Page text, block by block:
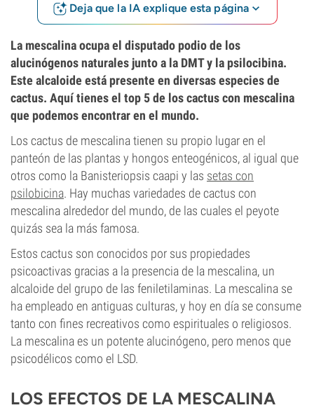
Deja que la IA explique esta página
La mescalina ocupa el disputado podio de los
alucinógenos naturales junto a la DMT y la psilocibina.
Este alcaloide está presente en diversas especies de
cactus. Aquí tienes el top 5 de los cactus con mescalina
que podemos encontrar en el mundo.
Los cactus de mescalina tienen su propio lugar en el
panteón de las plantas y hongos enteogénicos, al igual que
otros como la Banisteriopsis caapi y las setas con
psilobicina. Hay muchas variedades de cactus con
mescalina alrededor del mundo, de las cuales el peyote
quizás sea la más famosa.
Estos cactus son conocidos por sus propiedades
psicoactivas gracias a la presencia de la mescalina, un
alcaloide del grupo de las feniletilaminas. La mescalina se
ha empleado en antiguas culturas, y hoy en día se consume
tanto con fines recreativos como espirituales o religiosos.
La mescalina es un potente alucinógeno, pero menos que
psicodélicos como el LSD.
LOS EFECTOS DE LA MESCALINA